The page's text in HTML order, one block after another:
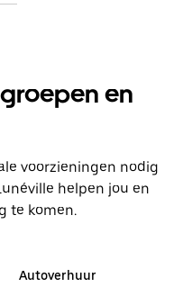
en
voorzieningen nodig
helpen jou en
te komen.
Autoverhuur